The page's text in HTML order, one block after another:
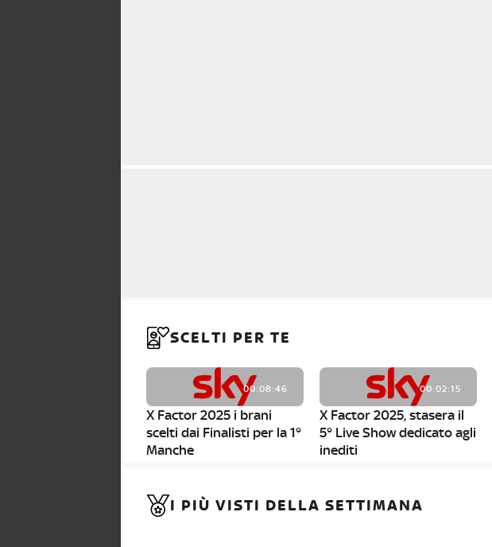
SCELTI PER TE
00:08:46
X Factor 2025 i brani
scelti dai Finalisti per la 1°
Manche
00:02:15
X Factor 2025, stasera il
5° Live Show dedicato agli
inediti
I PIÙ VISTI DELLA SETTIMANA